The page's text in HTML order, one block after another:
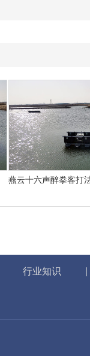
行业知识 |